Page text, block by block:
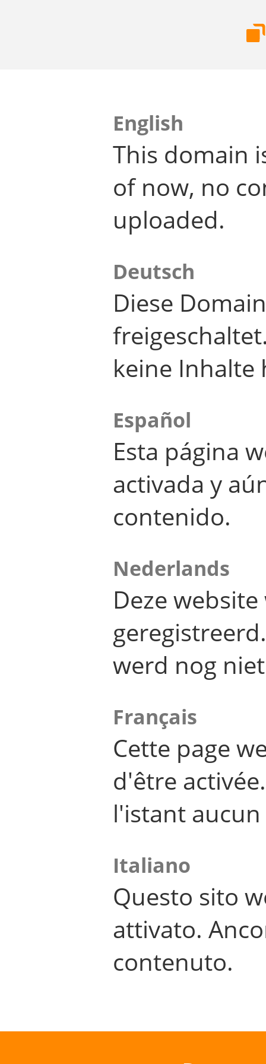
English
This domain
of now, no
uploaded.
Deutsch
Diese
keine Inhalte
Español
Esta página
activada y
contenido.
Nederlands
Deze
werd nog
Français
Cette page
d'être
l'istant
Italiano
Questo sito
attivato.
contenuto.